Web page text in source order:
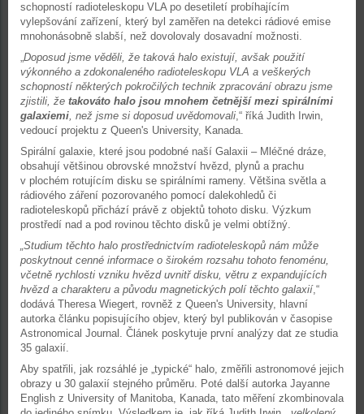
schopností radioteleskopu VLA po desetiletí probíhajícím
vylepšování zařízení, který byl zaměřen na detekci rádiové emise
mnohonásobně slabší, než dovolovaly dosavadní možnosti.
„Doposud jsme věděli, že taková halo existují, avšak použití
výkonného a zdokonaleného radioteleskopu VLA a veškerých
schopností některých pokročilých technik zpracování obrazu jsme
zjistili, že takováto halo jsou mnohem četnější mezi spirálními
galaxiemi, než jsme si doposud uvědomovali,“ říká Judith Irwin,
vedoucí projektu z Queen's University, Kanada.
Spirální galaxie, které jsou podobné naší Galaxii – Mléčné dráze,
obsahují většinou obrovské množství hvězd, plynů a prachu
v plochém rotujícím disku se spirálními rameny. Většina světla a
rádiového záření pozorovaného pomocí dalekohledů či
radioteleskopů přichází právě z objektů tohoto disku. Výzkum
prostředí nad a pod rovinou těchto disků je velmi obtížný.
„Studium těchto halo prostřednictvím radioteleskopů nám může
poskytnout cenné informace o širokém rozsahu tohoto fenoménu,
včetně rychlosti vzniku hvězd uvnitř disku, větru z expandujících
hvězd a charakteru a původu magnetických polí těchto galaxií,“
dodává Theresa Wiegert, rovněž z Queen's University, hlavní
autorka článku popisujícího objev, který byl publikován v časopise
Astronomical Journal. Článek poskytuje první analýzy dat ze studia
35 galaxií.
Aby spatřili, jak rozsáhlé je „typické“ halo, změřili astronomové jejich
obrazy u 30 galaxií stejného průměru. Poté další autorka Jayanne
English z University of Manitoba, Kanada, tato měření zkombinovala